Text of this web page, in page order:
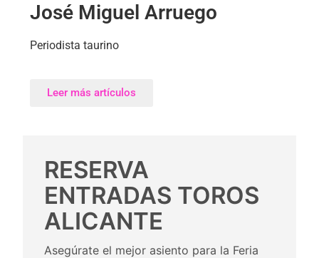
José Miguel Arruego
Periodista taurino
Leer más artículos
RESERVA
ENTRADAS TOROS
ALICANTE
Asegúrate el mejor asiento para la Feria